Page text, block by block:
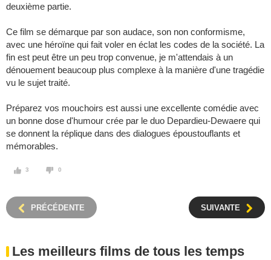
deuxième partie.
Ce film se démarque par son audace, son non conformisme,
avec une héroïne qui fait voler en éclat les codes de la société. La
fin est peut être un peu trop convenue, je m'attendais à un
dénouement beaucoup plus complexe à la manière d'une tragédie
vu le sujet traité.
Préparez vos mouchoirs est aussi une excellente comédie avec
un bonne dose d'humour crée par le duo Depardieu-Dewaere qui
se donnent la réplique dans des dialogues époustouflants et
mémorables.
3 0
PRÉCÉDENTE SUIVANTE
Les meilleurs films de tous les temps